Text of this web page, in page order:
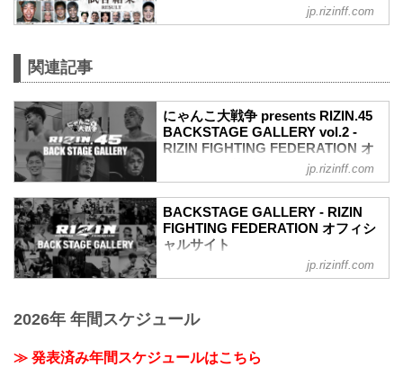
第17試合 ／フライ級タイトルマッチ 堀口
（WIN）堀口恭司 vs. 神龍誠（LOSE）
2R 3分44秒 SUB（タップアウト：リアネ
イキッドチョーク）
≫ 試合結果詳細
第16試合／バンタム級タイトルマッチ フ
アン・アーチュレッタ vs. 朝倉海
バンタム級タイトルマッチ
RIZIN MMAルール：5分 3R（61.0kg）
（LOSE）フアン・アーチュレッタ vs. 朝
倉海（WIN）
...
jp.rizinff.com
関連記事
にゃんこ大戦争 presents RIZIN.45
BACKSTAGE GALLERY vol.2 -
RIZIN FIGHTING FEDERATION オ
収めた「BACKSTAGE GALLERY」
第10試合〜第17試合までのvol.1はこち
ら！
第9試合／太田忍 vs. 芦澤竜誠4
第7試合／イゴール・タナベ vs. 安西信昌
6
jp.rizinff.com
BACKSTAGE GALLERY - RIZIN
FIGHTING FEDERATION オフィシ
ャルサイト
BACKSTAGE GALLERY の記事一覧 - 格
イジン ファイティング フェデレーショ
いきます。
jp.rizinff.com
2026年 年間スケジュール
≫ 発表済み年間スケジュールはこちら